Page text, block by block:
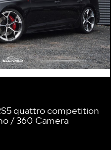
quattro competition
/ 360 Camera